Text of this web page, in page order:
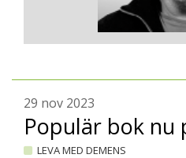
29 nov 2023
Populär bok nu
LEVA MED DEMENS